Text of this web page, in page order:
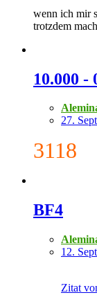
wenn ich mir
trotzdem
10.000 -
27.
3118
BF4
12.
Zitat